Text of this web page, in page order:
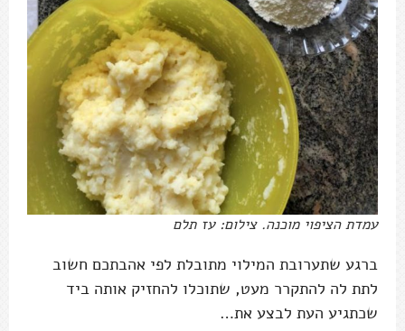
עמדת הציפוי מוכנה. צילום: עז תלם
ברגע שתערובת המילוי מתובלת לפי אהבתכם חשוב
לתת לה להתקרר מעט, שתוכלו להחזיק אותה ביד
שכתגיע העת לבצע את…